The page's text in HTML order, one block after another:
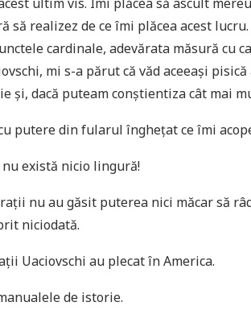
să realizez de ce îmi plăcea acest
cardinale, adevărata măsură cu
mi s-a părut că văd aceeași
și, dacă puteam conștientiza cât mai
putere din fularul înghețat ce îmi
nu există nicio lingură!
nu au găsit puterea nici măcar să
niciodată.
Uaciovschi au plecat în America.
de istorie.